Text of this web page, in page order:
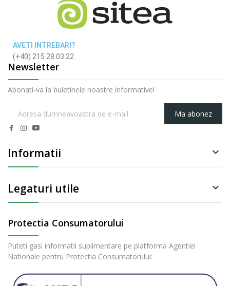
AVETI INTREBARI?
(+40) 215 28 03 22
Newsletter
Abonati-va la buletinele noastre informative!
Ma abonez
Informatii 
Legaturi utile 
Protectia Consumatorului
Puteti gasi informatii suplimentare pe platforma Agentiei
Nationale pentru Protectia Consumatorului: